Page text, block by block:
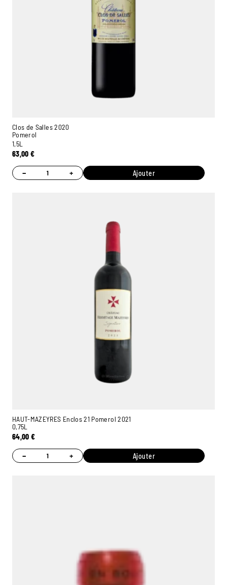
Clos de Salles 2020
Pomerol
1,5L
63,00€
− + Ajouter
HAUT-MAZEYRES Enclos 21 Pomerol 2021
0,75L
64,00€
− + Ajouter